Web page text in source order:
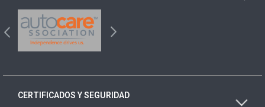
CERTIFICADOS Y SEGURIDAD